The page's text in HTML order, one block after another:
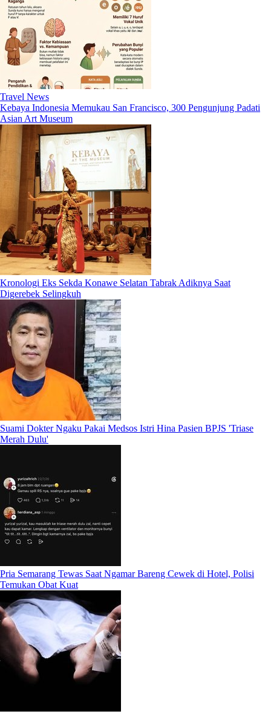
Travel News
Kebaya Indonesia Memukau San Francisco, 300 Pengunjung Padati
Asian Art Museum
Kronologi Eks Sekda Konawe Selatan Tabrak Adiknya Saat
Digerebek Selingkuh
Suami Dokter Ngaku Pakai Medsos Istri Hina Pasien BPJS 'Triase
Merah Dulu'
Pria Semarang Tewas Saat Ngamar Bareng Cewek di Hotel, Polisi
Temukan Obat Kuat